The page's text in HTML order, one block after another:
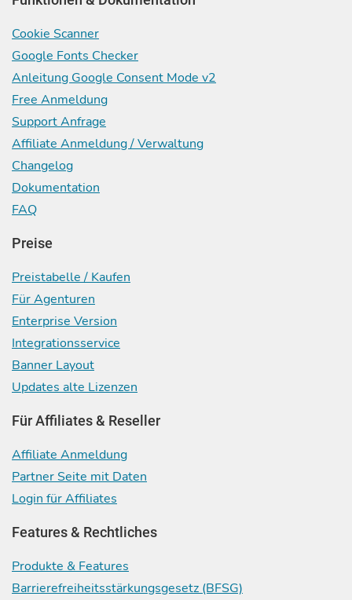
Cookie Scanner
Google Fonts Checker
Anleitung Google Consent Mode v2
Free Anmeldung
Support Anfrage
Affiliate Anmeldung / Verwaltung
Changelog
Dokumentation
FAQ
Preise
Preistabelle / Kaufen
Für Agenturen
Enterprise Version
Integrationsservice
Banner Layout
Updates alte Lizenzen
Für Affiliates & Reseller
Affiliate Anmeldung
Partner Seite mit Daten
Login für Affiliates
Features & Rechtliches
Produkte & Features
Barrierefreiheitsstärkungsgesetz (BFSG)